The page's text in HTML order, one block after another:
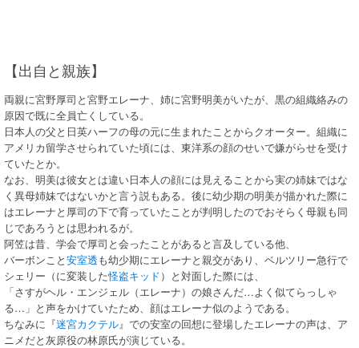
【出自と親族】
両親に宮野厚司と宮野エレーナ、姉に宮野明美がいたが、黒の組織絡みの
原因で既に全員亡くしている。
日本人の父と日英ハーフの母の元に生まれたことからクオーター。組織に
アメリカ留学させられていた頃には、東洋系の顔のせいで嫌がらせを受け
ていたとか。
なお、明美は彼女とは違い日本人の顔には見えることから実の姉妹ではな
く異母姉妹ではないかと言う説もある。後に幼少期の明美が描かれた際に
はエレーナと厚司の下で育っていたことが判明したのでおそらく母親も同
じであろうとは思われるが。
阿笠は昔、学会で厚司と会ったことがあると言及している他、
バーボンこと安室透も幼少期にエレーナと親交があり、ベルツリー急行で
シェリー（に変装した怪盗キッド）と対面した際には、
「さすがヘル・エンジェル（エレーナ）の娘さんだ…よく似てらっしゃ
る…」と声をかけていたため、顔はエレーナ似のようである。
ちなみに『迷宮カクテル』での安室の回想に登場したエレーナの声は、ア
ニメだと灰原役の林原氏が演じている。